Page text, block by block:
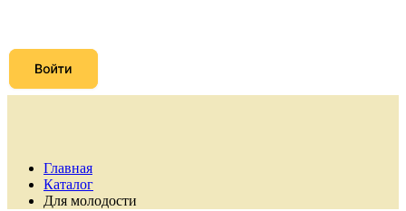
Главная
Каталог
Для молодости